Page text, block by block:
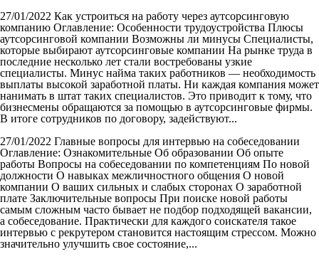
27/01/2022 Как устроиться на работу через аутсорсинговую
компанию Оглавление: Особенности трудоустройства Плюсы
аутсорсинговой компании Возможны ли минусы Специалисты,
которые выбирают аутсорсинговые компании На рынке труда в
последние несколько лет стали востребованы узкие
специалисты. Минус найма таких работников — необходимость
выплаты высокой заработной платы. Ни каждая компания может
нанимать в штат таких специалистов. Это приводит к тому, что
бизнесмены обращаются за помощью в аутсорсинговые фирмы.
В итоге сотрудников по договору, задействуют...
27/01/2022 Главные вопросы для интервью на собеседовании
Оглавление: Ознакомительные Об образовании Об опыте
работы Вопросы на собеседовании по компетенциям По новой
должности О навыках межличностного общения О новой
компании О ваших сильных и слабых сторонах О заработной
плате Заключительные вопросы При поиске новой работы
самым сложным часто бывает не подбор подходящей вакансии,
а собеседование. Практически для каждого соискателя такое
интервью с рекрутером становится настоящим стрессом. Можно
значительно улучшить свое состояние,...